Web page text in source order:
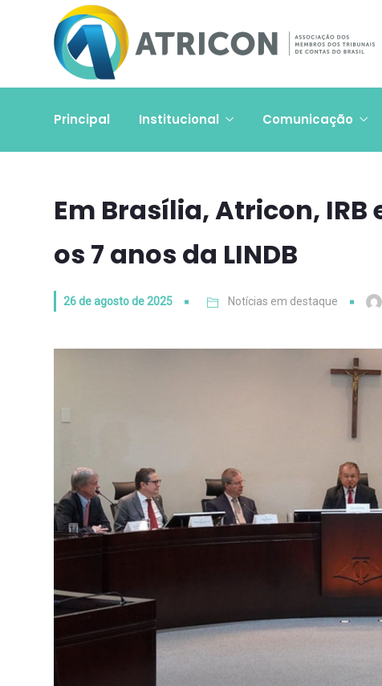
Principal Institucional Comunicação
Em Brasília, Atricon,
os 7 anos da LINDB
26 de agosto de 2025 Notícias em destaque